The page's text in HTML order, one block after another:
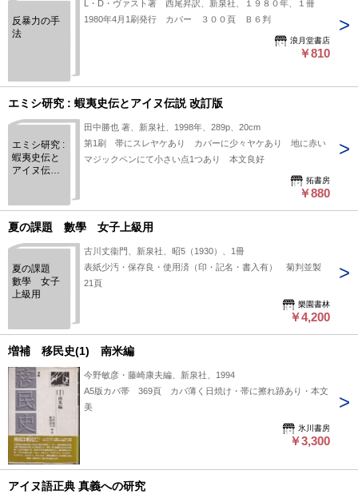
反暴力の手
法
L・D・ヴァスト著 西尾昇訳、新泉社、１９８０年、１冊
1980年4月1刷発行 カバー ３００頁 Ｂ６判
浪月堂書店
￥810
エミシ研究 : 蝦夷史伝とアイヌ伝説 改訂版
エミシ研究 :
蝦夷史伝と
アイヌ伝説
田中勝也 著、新泉社、1998年、289p、20cm
第1刷 帯にスレヤケあり カバーに少々ヤケあり 地に赤い
マジックペンにて小さい点1つあり 本文良好
拓書房
￥880
夏の課題 數學 女子上級用
夏の課題
數學 女子
上級用
古川丈衞門、新泉社、昭5（1930）、1冊
表紙少汚・保存良・使用済（印・記名・書入有） 菊判並製
21頁
樂園書林
￥4,200
増補 移民史(1) 南米編
今野敏彦・藤崎康夫編、新泉社、1994
A5版カバ帯 369頁 カバ薄く日焼け・帯に擦れ跡あり・本文
美
氷川書房
￥3,300
アイヌ語正典 真義への研究